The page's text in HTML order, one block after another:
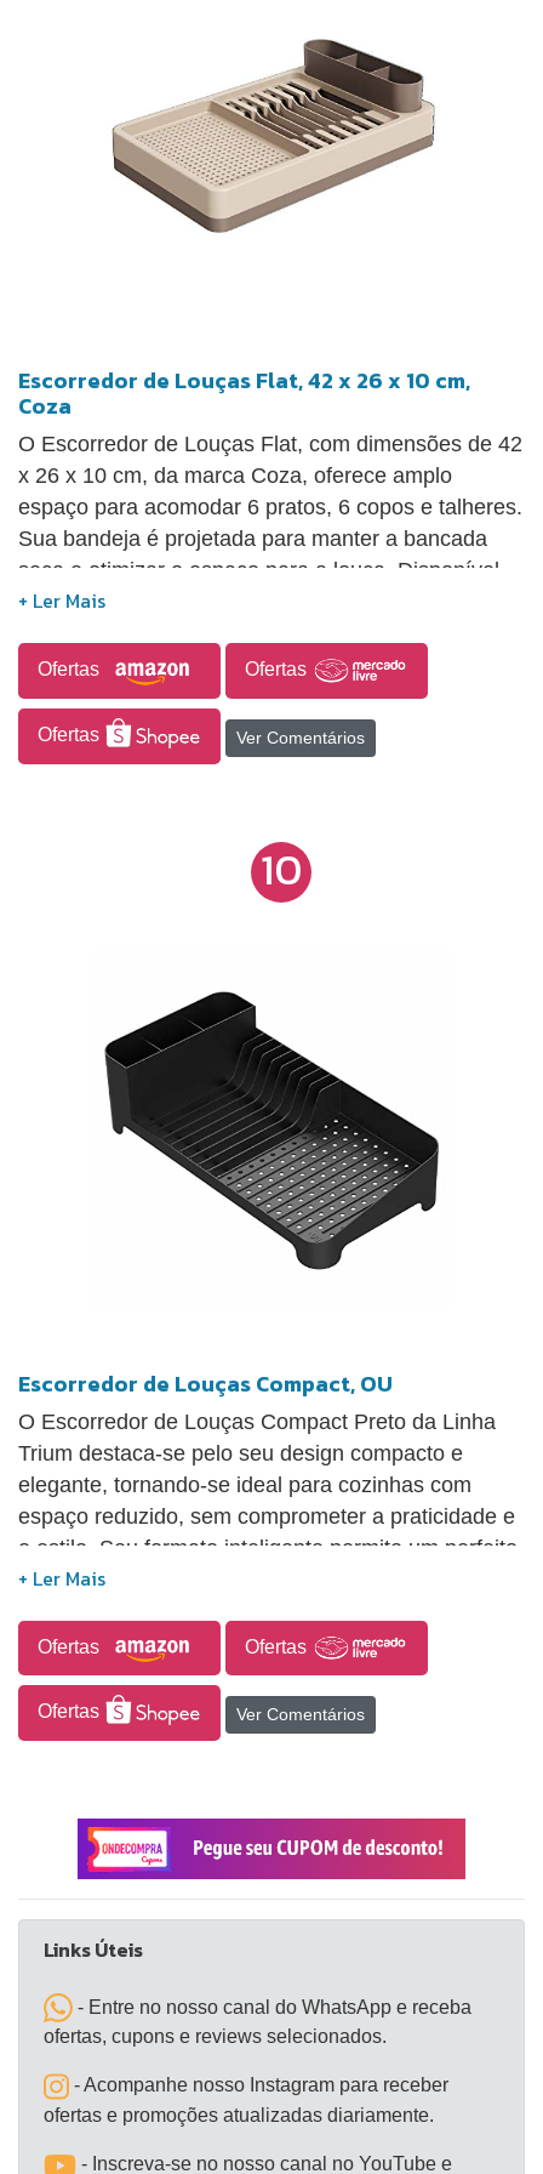
Escorredor de Louças Flat, 42 x 26 x 10 cm,
Coza
O Escorredor de Louças Flat, com dimensões de 42
x 26 x 10 cm, da marca Coza, oferece amplo
espaço para acomodar 6 pratos, 6 copos e talheres.
Sua bandeja é projetada para manter a bancada
seca e otimizar o espaço para a louça. Disponível
em duas cores, permite combinações harmoniosas
polipropileno, um material reconhecido por sua
resistência e durabilidade.
Ofertas Ofertas
Ofertas Ver Comentários
10
Escorredor de Louças Compact, OU
O Escorredor de Louças Compact Preto da Linha
Trium destaca-se pelo seu design compacto e
elegante, tornando-se ideal para cozinhas com
espaço reduzido, sem comprometer a praticidade e
o estilo. Seu formato inteligente permite um perfeito
encaixe na bancada, otimizando o espaço e
polipropileno (PP) de alta qualidade, oferece
durabilidade garantida, sendo resistente ao uso
diário. As cores modernas que compõem o produto
harmonizam com diferentes estilos de cozinha,
evitando o acúmulo de resíduos e simplificando a
manutenção.
Ofertas Ofertas
Ofertas Ver Comentários
Links Úteis
- Entre no nosso canal do WhatsApp e receba
ofertas, cupons e reviews selecionados.
- Acompanhe nosso Instagram para receber
ofertas e promoções atualizadas diariamente.
- Inscreva-se no nosso canal no YouTube e